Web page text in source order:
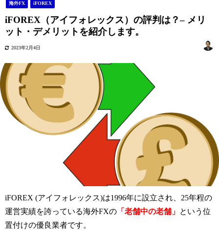
海外FX iFOREX
iFOREX（アイフォレックス）の評判は？– メリ
ット・デメリットを紹介します。
2023年2月4日
iFOREX (アイフォレックス)は1996年に設立され、25年程の
運営実績を誇っている海外FXの 「老舗中の老舗」 という位
置付けの優良業者です。